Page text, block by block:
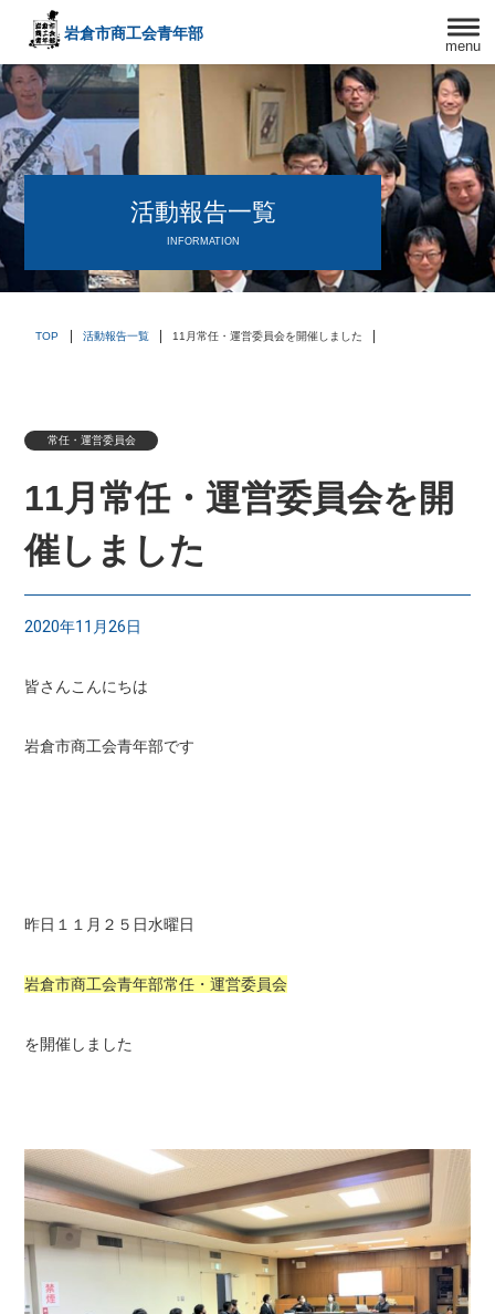
menu
岩倉市商工会青年部
〒482－0042
愛知県岩倉市中本町西出口31-1
TEL:0587-66-3400
FAX:0587-66-3417
頑張る中小企業を応援します！
活動報告一覧
INFORMATION
TOP 活動報告一覧 11月常任・運営委員会を開催しました
常任・運営委員会
11月常任・運営委員会を開
催しました
2020年11月26日
皆さんこんにちは
岩倉市商工会青年部です
昨日１１月２５日水曜日
岩倉市商工会青年部常任・運営委員会
を開催しました